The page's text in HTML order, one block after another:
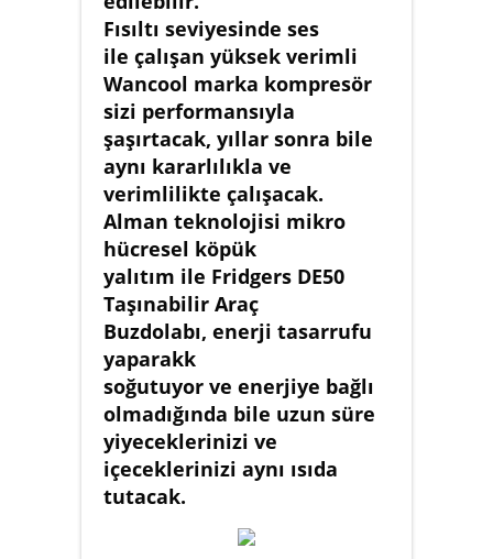
Fısıltı seviyesinde ses
ile çalışan yüksek verimli
Wancool marka kompresör
sizi performansıyla
şaşırtacak, yıllar sonra bile
aynı kararlılıkla ve
verimlilikte çalışacak.
Alman teknolojisi mikro
hücresel köpük
yalıtım ile Fridgers DE50
Taşınabilir Araç
Buzdolabı, enerji tasarrufu
yaparakk
soğutuyor ve enerjiye bağlı
olmadığında bile uzun süre
yiyeceklerinizi ve
içeceklerinizi aynı ısıda
tutacak.